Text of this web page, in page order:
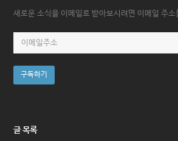
새로운 소식을 이메일로 받아보시려면 이메일 주
일
구독하기
글 목록